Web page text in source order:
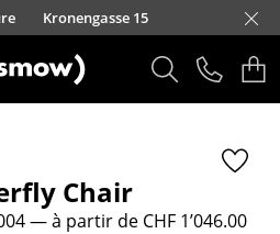
contenu
Kronengasse 15
salle à manger
Chair
— à partir de CHF 1’046.00